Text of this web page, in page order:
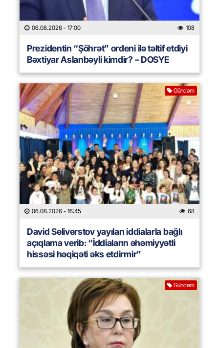
06.08.2026 - 17:00 108
Prezidentin “Şöhrət” ordeni ilə təltif etdiyi
Bəxtiyar Aslanbəyli kimdir? – DOSYE
Gündəm
06.08.2026 - 16:45 68
David Seliverstov yayılan iddialarla bağlı
açıqlama verib: “İddiaların əhəmiyyətli
hissəsi həqiqəti əks etdirmir”
Gündəm